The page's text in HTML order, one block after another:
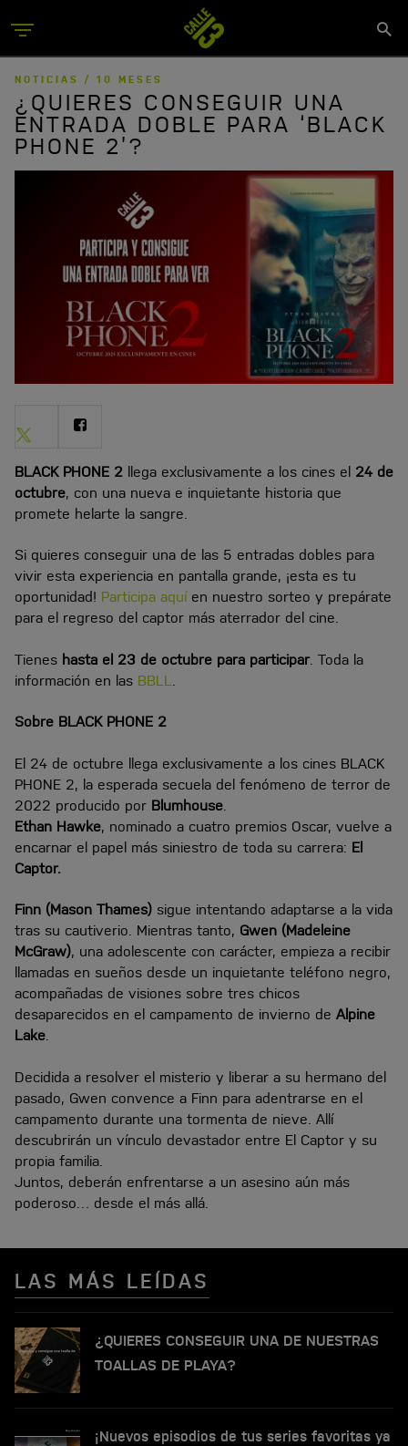
to
main
content
Menu
NOTICIAS / 10 MESES
¿QUIERES CONSEGUIR UNA
ENTRADA DOBLE PARA ‘BLACK
PHONE 2’?
Share
on
BLACK PHONE 2 llega exclusivamente a los cines el 24 de
octubre, con una nueva e inquietante historia que
promete helarte la sangre.
Si quieres conseguir una de las 5 entradas dobles para
vivir esta experiencia en pantalla grande, ¡esta es tu
oportunidad! Participa aquíen nuestro sorteo y prepárate
para el regreso del captor más aterrador del cine.
Tienes hasta el 23 de octubre para participar. Toda la
información en las BBLL
Sobre BLACK PHONE 2
El 24 de octubre llega exclusivamente a los cines BLACK
PHONE 2, la esperada secuela del fenómeno de terror de
2022 producido por Blumhouse
Ethan Hawke, nominado a cuatro premios Oscar, vuelve a
encarnar el papel más siniestro de toda su carrera: El
Captor.
Finn (Mason Thames) sigue intentando adaptarse a la vida
tras su cautiverio. Mientras tanto, Gwen (Madeleine
McGraw), una adolescente con carácter, empieza a recibir
llamadas en sueños desde un inquietante teléfono negro,
acompañadas de visiones sobre tres chicos
desaparecidos en el campamento de invierno de Alpine
Lake.
Decidida a resolver el misterio y liberar a su hermano del
pasado, Gwen convence a Finn para adentrarse en el
campamento durante una tormenta de nieve. Allí
descubrirán un vínculo devastador entre El Captor y su
propia familia.
Juntos, deberán enfrentarse a un asesino aún más
poderoso… desde el más allá.
LAS MÁS LEÍDAS
¿QUIERES CONSEGUIR UNA DE NUESTRAS
TOALLAS DE PLAYA?
¡Nuevos episodios de tus series favoritas ya